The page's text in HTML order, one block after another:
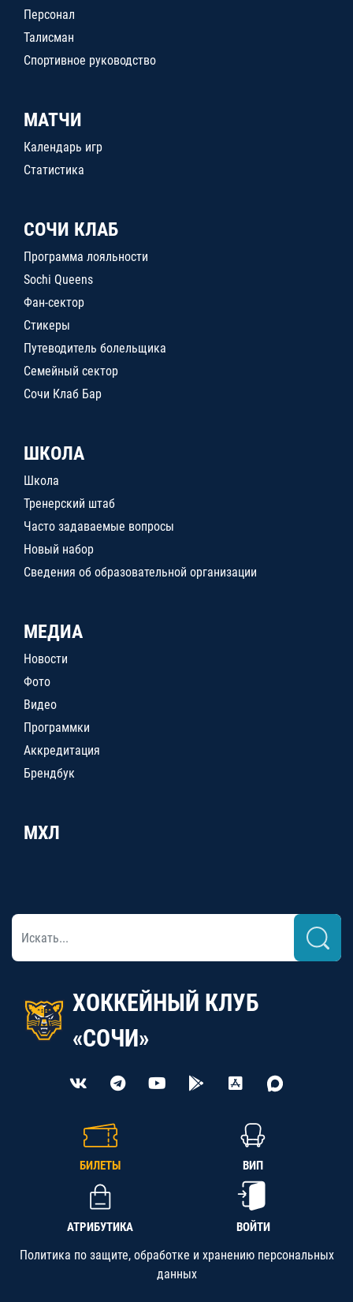
Персонал
Талисман
Спортивное руководство
МАТЧИ
Календарь игр
Статистика
СОЧИ КЛАБ
Программа лояльности
Sochi Queens
Фан-сектор
Стикеры
Путеводитель болельщика
Семейный сектор
Сочи Клаб Бар
ШКОЛА
Школа
Тренерский штаб
Часто задаваемые вопросы
Новый набор
Сведения об образовательной организации
МЕДИА
Новости
Фото
Видео
Программки
Аккредитация
Брендбук
МХЛ
ХОККЕЙНЫЙ КЛУБ
«СОЧИ»
БИЛЕТЫ ВИП
АТРИБУТИКА ВОЙТИ
Политика по защите, обработке и хранению персональных
данных